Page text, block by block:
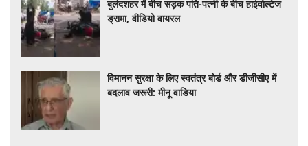
बुलंदशहर में बीच सड़क पति-पत्नी के बीच हाईवोल्टेज
ड्रामा, वीडियो वायरल
विमानन सुरक्षा के लिए स्वतंत्र बोर्ड और डीजीसीए में
बदलाव जरूरी: मीनू वाडिया